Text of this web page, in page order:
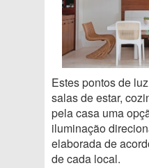
Estes pontos de
salas de estar,
pela casa uma
iluminação
elaborada de
de cada local.